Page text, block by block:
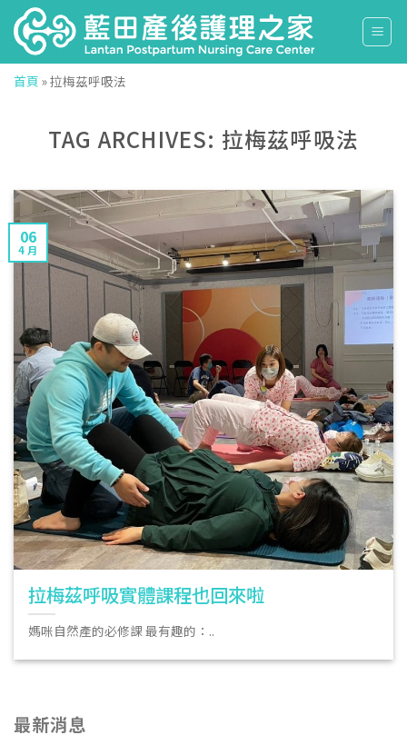
Skip
to
content
首頁 »拉梅茲呼吸法
TAG ARCHIVES: 拉梅茲呼吸法
拉梅茲呼吸實體課程也回來啦
媽咪自然產的必修課 最有趣的：..
06
4 月
最新消息